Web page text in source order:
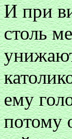
И при
столь
ему
потому